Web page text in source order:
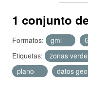
Acerca de
1 conjunto
Formatos: gml
Etiquetas:
zonas
plano
datos